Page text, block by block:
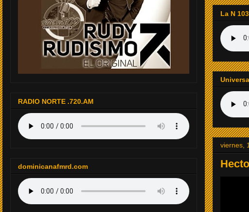
La N
viernes,
RADIO NORTE .720.AM
dominicanafmrd.com